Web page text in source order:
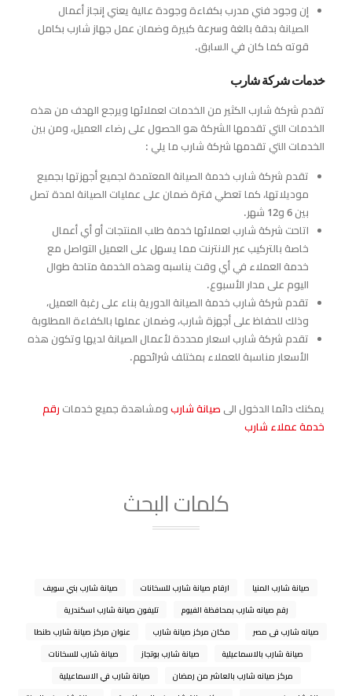
إن وجود فني مدرب بكفاءة وجودة عالية يعني إنجاز أعمال
الصيانة بدقة بالغة وسرعة كبيرة وضمان عمل جهاز شارب بكامل
قوته كما كان في السابق.
خدمات شركة شارب
تقدم شركة شارب الكثير من الخدمات لعملائها ويرجع الهدف من هذه
الخدمات التي تقدمها الشركة هو الحصول على رضاء العميل، ومن بين
الخدمات التي تقدمها شركة شارب ما يلي :
تقدم شركة شارب خدمة الصيانة المعتمدة لجميع أجهزتها بجميع
موديلاتها، كما تعطي فترة ضمان على عمليات الصيانة لمدة تصل
بين 6 و12 شهر.
اتاحت شركة شارب لعملائها خدمة طلب المنتجات أو أي أعمال
خاصة بالتركيب عبر الانترنت مما يسهل على العميل التواصل مع
خدمة العملاء في أي وقت يناسبه وهذه الخدمة متاحة طوال
اليوم على مدار الأسبوع.
تقدم شركة شارب خدمة الصيانة الدورية بناء على رغبة العميل،
وذلك للحفاظ على أجهزة شارب، وضمان عملها بالكفاءة المطلوبة
تقدم شركة شارب اسعار محددة لأعمال الصيانة لديها وتكون هذه
الأسعار مناسبة للعملاء بمختلف شرائحهم.
يمكنك دائما الدخول الى صيانة شارب ومشاهدة جميع خدمات رقم
خدمة عملاء شارب
كلمات البحث
صيانة شارب المنيا ارقام صيانة شارب للسخانات
صيانة شارب بني سويف
رقم صيانه شارب بمحافظة الفيوم
تليفون صيانة شارب اسكندرية
صيانه شارب فى مصر
مكان مركز صيانة شارب
عنوان مركز صيانة شارب طنطا
صيانة شارب بالاسماعيلية
صيانة شارب بوتجاز
صيانة شارب للسخانات
مركز صيانه شارب بالعاشر من رمضان
صيانة شارب في الاسماعيلية